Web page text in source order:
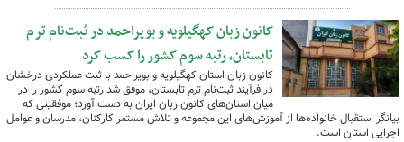
کانون زبان کهگیلویه و بویراحمد در ثبت‌نام ترم
تابستان، رتبه سوم کشور را کسب کرد
کانون زبان استان کهگیلویه و بویراحمد با ثبت عملکردی درخشان
در فرآیند ثبت‌نام ترم تابستان، موفق شد رتبه سوم کشور را در
میان استان‌های کانون زبان ایران به دست آورد؛ موفقیتی که
بیانگر استقبال خانواده‌ها از آموزش‌های این مجموعه و تلاش مستمر کارکنان، مدرسان و عوامل
اجرایی استان است.